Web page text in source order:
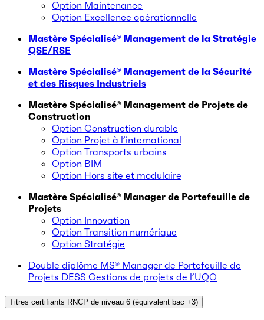
Option Maintenance
Option Excellence opérationnelle
Mastère Spécialisé® Management de la Stratégie
QSE/RSE
Mastère Spécialisé® Management de la Sécurité
et des Risques Industriels
Mastère Spécialisé® Management de Projets de
Construction
Option Construction durable
Option Projet à l’international
Option Transports urbains
Option BIM
Option Hors site et modulaire
Mastère Spécialisé® Manager de Portefeuille de
Projets
Option Innovation
Option Transition numérique
Option Stratégie
Double diplôme MS® Manager de Portefeuille de
Projets DESS Gestions de projets de l’UQO
Titres certifiants RNCP de niveau 6 (équivalent bac +3)